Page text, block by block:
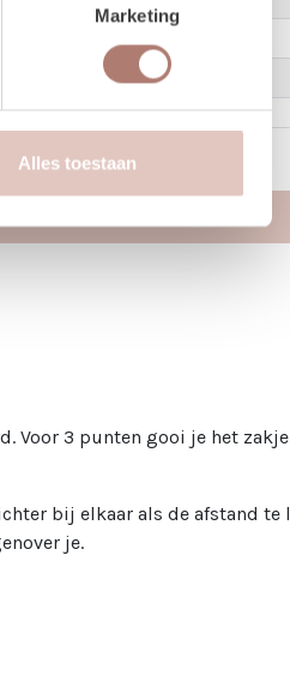
Marketing
Alles toestaan
Voor 3 punten gooi je het
bij elkaar als de afstand te
je.